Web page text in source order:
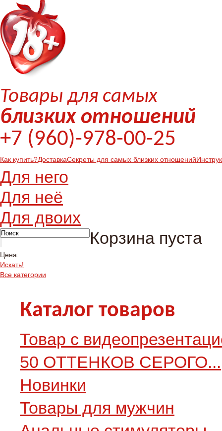
Товары для самых
близких отношений
+7 (960)-978-00-25
Как купить?ДоставкаСекреты для самых близких отношений
Для него
Для неё
Для двоих
Цена:
Искать!
Корзина пуста
Все категории
Каталог товаров
Товар с
50 ОТТЕНКОВ СЕРОГО...
Новинки
Товары для мужчин